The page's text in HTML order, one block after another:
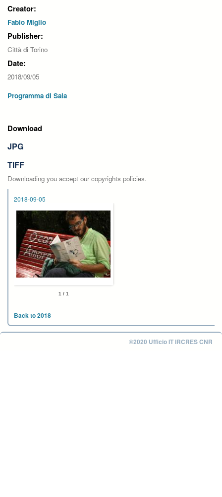
Creator:
Fabio Miglio
Publisher:
Città di Torino
Date:
2018/09/05
Programma di Sala
Download
JPG
TIFF
Downloading you accept our copyrights policies.
2018-09-05
1 / 1
Back to 2018
©2020 Ufficio IT IRCRES CNR